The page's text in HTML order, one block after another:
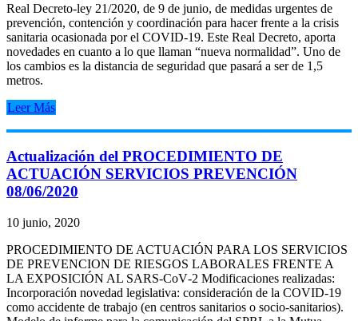
Real Decreto-ley 21/2020, de 9 de junio, de medidas urgentes de
prevención, contención y coordinación para hacer frente a la crisis
sanitaria ocasionada por el COVID-19. Este Real Decreto, aporta
novedades en cuanto a lo que llaman “nueva normalidad”. Uno de
los cambios es la distancia de seguridad que pasará a ser de 1,5
metros.
Leer Más
Actualización del PROCEDIMIENTO DE
ACTUACIÓN SERVICIOS PREVENCIÓN
08/06/2020
10 junio, 2020
PROCEDIMIENTO DE ACTUACIÓN PARA LOS SERVICIOS
DE PREVENCION DE RIESGOS LABORALES FRENTE A
LA EXPOSICIÓN AL SARS‐CoV‐2 Modificaciones realizadas:
Incorporación novedad legislativa: consideración de la COVID‐19
como accidente de trabajo (en centros sanitarios o socio-sanitarios).